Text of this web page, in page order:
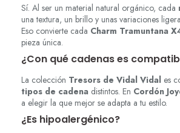
Sí. Al ser un material natural orgánico, cada
una textura, un brillo y unas variaciones
Eso convierte cada Charm Tramuntana
pieza única.
¿Con qué cadenas es
La colección Tresors de Vidal Vidal es
tipos de cadena distintos. En Cordón
a elegir la que mejor se adapta a tu estilo.
¿Es hipoalergénico?